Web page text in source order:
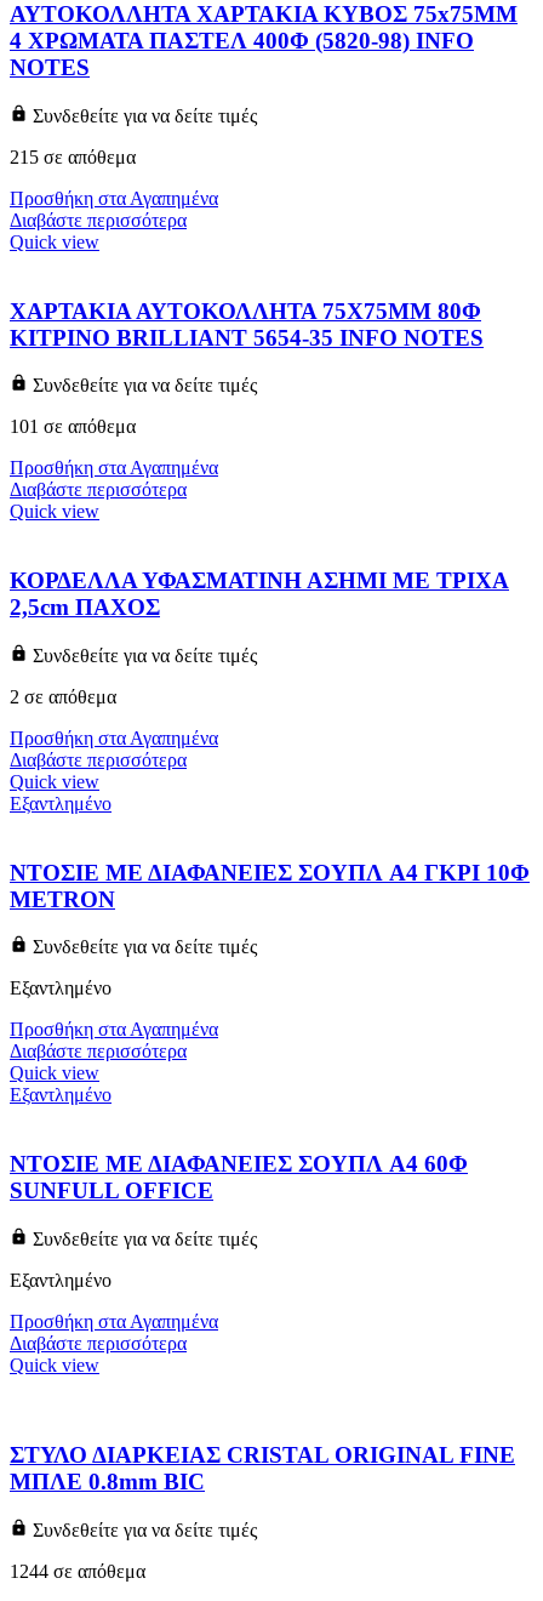
ΑΥΤΟΚΟΛΛΗΤΑ ΧΑΡΤΑΚΙΑ ΚΥΒΟΣ 75x75MM
4 ΧΡΩΜΑΤΑ ΠΑΣΤΕΛ 400Φ (5820-98) INFO
NOTES
Συνδεθείτε για να δείτε τιμές
215 σε απόθεμα
Προσθήκη στα Αγαπημένα
Διαβάστε περισσότερα
Quick view
ΧΑΡΤΑΚΙΑ ΑΥΤΟΚΟΛΛΗΤΑ 75X75MM 80Φ
ΚΙΤΡΙΝΟ BRILLIANT 5654-35 INFO NOTES
Συνδεθείτε για να δείτε τιμές
101 σε απόθεμα
Προσθήκη στα Αγαπημένα
Διαβάστε περισσότερα
Quick view
ΚΟΡΔΕΛΛΑ ΥΦΑΣΜΑΤΙΝΗ ΑΣΗΜΙ ΜΕ ΤΡΙΧΑ
2,5cm ΠΑΧΟΣ
Συνδεθείτε για να δείτε τιμές
2 σε απόθεμα
Προσθήκη στα Αγαπημένα
Διαβάστε περισσότερα
Quick view
Εξαντλημένο
ΝΤΟΣΙΕ ΜΕ ΔΙΑΦΑΝΕΙΕΣ ΣΟΥΠΛ A4 ΓΚΡΙ 10Φ
METRON
Συνδεθείτε για να δείτε τιμές
Εξαντλημένο
Προσθήκη στα Αγαπημένα
Διαβάστε περισσότερα
Quick view
Εξαντλημένο
ΝΤΟΣΙΕ ΜΕ ΔΙΑΦΑΝΕΙΕΣ ΣΟΥΠΛ A4 60Φ
SUNFULL OFFICE
Συνδεθείτε για να δείτε τιμές
Εξαντλημένο
Προσθήκη στα Αγαπημένα
Διαβάστε περισσότερα
Quick view
ΣΤΥΛΟ ΔΙΑΡΚΕΙΑΣ CRISTAL ORIGINAL FINE
ΜΠΛΕ 0.8mm BIC
Συνδεθείτε για να δείτε τιμές
1244 σε απόθεμα